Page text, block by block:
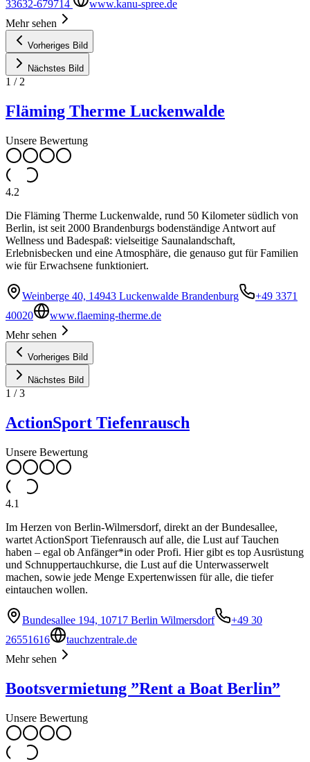
33632-679714
www.kanu-spree.de
Mehr sehen
Vorheriges Bild
Nächstes Bild
1 /2
Fläming Therme Luckenwalde
Unsere Bewertung
4.2
Die Fläming Therme Luckenwalde, rund 50 Kilometer südlich von
Berlin, ist seit 2000 Brandenburgs bodenständige Antwort auf
Wellness und Badespaß: vielseitige Saunalandschaft,
Erlebnisbecken und eine Atmosphäre, die genauso gut für Familien
wie für Erwachsene funktioniert.
Weinberge 40, 14943 Luckenwalde Brandenburg
+49 3371
40020
www.flaeming-therme.de
Mehr sehen
Vorheriges Bild
Nächstes Bild
1 /3
ActionSport Tiefenrausch
Unsere Bewertung
4.1
Im Herzen von Berlin-Wilmersdorf, direkt an der Bundesallee,
wartet ActionSport Tiefenrausch auf alle, die Lust auf Tauchen
haben – egal ob Anfänger*in oder Profi. Hier gibt es top Ausrüstung
und Schnuppertauchkurse, die Lust auf die Unterwasserwelt
machen, sowie jede Menge Expertenwissen für alle, die tiefer
eintauchen wollen.
Bundesallee 194, 10717 Berlin Wilmersdorf
+49 30
26551616
tauchzentrale.de
Mehr sehen
Bootsvermietung ”Rent a Boat Berlin”
Unsere Bewertung